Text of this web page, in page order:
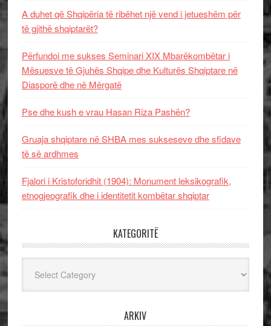
A duhet që Shqipëria të ribëhet një vend i jetueshëm për
të gjithë shqiptarët?
Përfundoi me sukses Seminari XIX Mbarëkombëtar i
Mësuesve të Gjuhës Shqipe dhe Kulturës Shqiptare në
Diasporë dhe në Mërgatë
Pse dhe kush e vrau Hasan Riza Pashën?
Gruaja shqiptare në SHBA mes sukseseve dhe sfidave
të së ardhmes
Fjalori i Kristoforidhit (1904): Monument leksikografik,
etnogjeografik dhe i identitetit kombëtar shqiptar
KATEGORITË
ARKIV